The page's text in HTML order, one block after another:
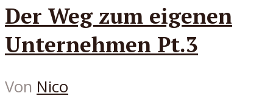
Der Weg zum eigenen
Unternehmen Pt.3
Von Nico